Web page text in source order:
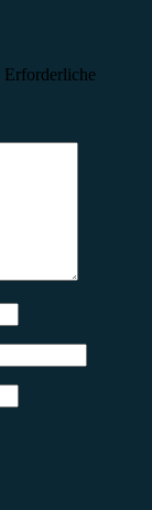
Erforderliche